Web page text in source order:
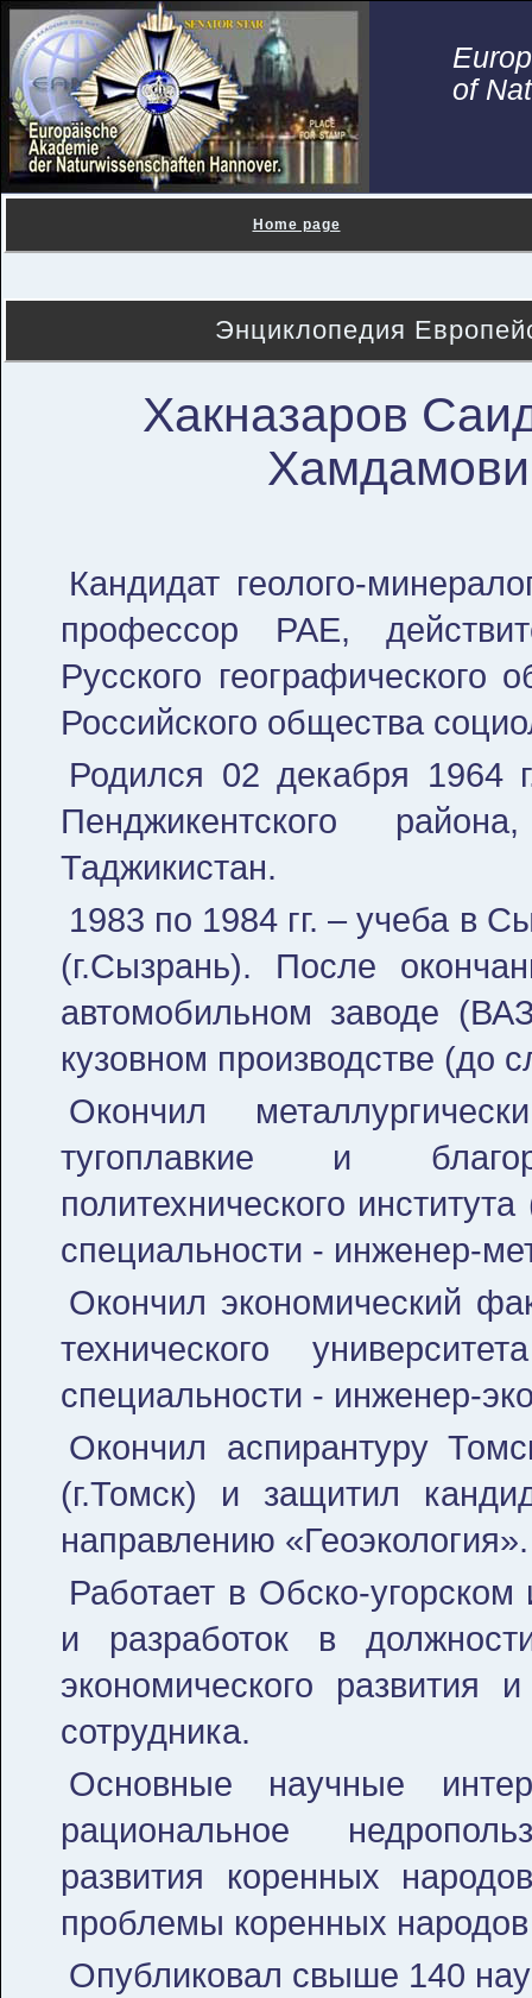
of
Home page
Энциклопедия
Хакназаров
Кандидат геолого-
профессор РАЕ,
Русского географического
Российского общества
Родился 02 декабря 1964
Пенджикентского
Таджикистан.
1983 по 1984 гг. – учеба в
(г.Сызрань). После
автомобильном заводе
кузовном производстве (до
Окончил
тугоплавкие и
политехнического
специальности - инженер-
Окончил экономический
технического
специальности - инженер-
Окончил аспирантуру
(г.Томск) и защитил
направлению «Геоэкология».
Работает в Обско-
и разработок в
экономического развития
сотрудника.
Основные научные
рациональное
развития коренных
проблемы коренных
Опубликовал свыше 140